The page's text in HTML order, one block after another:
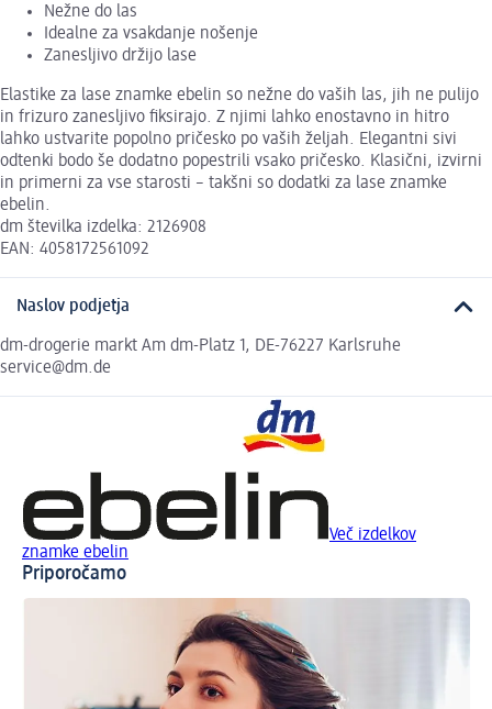
Nežne do las
Idealne za vsakdanje nošenje
Zanesljivo držijo lase
Elastike za lase znamke ebelin so nežne do vaših las, jih ne pulijo
in frizuro zanesljivo fiksirajo. Z njimi lahko enostavno in hitro
lahko ustvarite popolno pričesko po vaših željah. Elegantni sivi
odtenki bodo še dodatno popestrili vsako pričesko. Klasični, izvirni
in primerni za vse starosti – takšni so dodatki za lase znamke
ebelin.
dm številka izdelka: 2126908
EAN: 4058172561092
Naslov podjetja
dm-drogerie markt Am dm-Platz 1, DE-76227 Karlsruhe
service@dm.de
Več izdelkov
znamke ebelin
Priporočamo